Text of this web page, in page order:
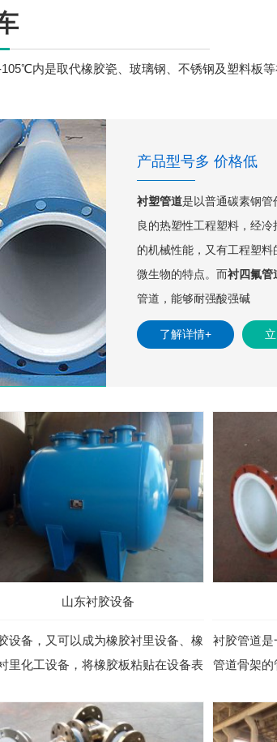
内是取代橡胶瓷、玻璃钢、不锈钢及塑料板
产品型号多 价格低
衬塑管道是以普通碳素钢管
良的热塑性工程塑料，经
的机械性能，又有工程塑
微生物的特点。而衬四氟管
管道，能够耐强酸强碱
了解详情+
山东衬胶设备
设备，又可以成为橡胶衬里设备、橡
里化工设备，将橡胶板粘贴在设备表
衬胶管道是
管道骨架的